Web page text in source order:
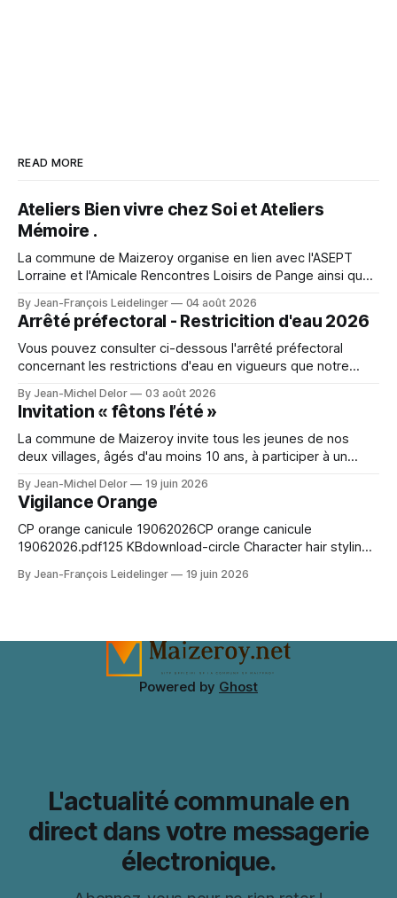
READ MORE
Ateliers Bien vivre chez Soi et Ateliers
Mémoire .
La commune de Maizeroy organise en lien avec l'ASEPT
Lorraine et l'Amicale Rencontres Loisirs de Pange ainsi que
ateliers. Ceux ci se dérouleront à Maizeroy pour la partie
Bien vivre chez soi et à Pange pour l'
By Jean-François Leidelinger 04 août 2026
Arrêté préfectoral - Restricition d'eau 2026
Vous pouvez consulter ci-dessous l'arrêté préfectoral
concernant les restrictions d'eau en vigueurs que notre
with comfort during events or photo shoots. Lighting can
change how textures and colours appear in photographs.
For event preparation, Space Ereshkigal cosplay
By Jean-Michel Delor 03 août 2026
Invitation « fêtons l’été »
La commune de Maizeroy invite tous les jeunes de nos
deux villages, âgés d'au moins 10 ans, à participer à un
création. Venez nombreux !
By Jean-Michel Delor 19 juin 2026
Vigilance Orange
CP orange canicule 19062026CP orange canicule
19062026.pdf125 KBdownload-circle Character hair styling
A wig cap can improve stability and keep natural hair
By Jean-François Leidelinger 19 juin 2026
Powered by Ghost
L'actualité communale en
direct dans votre messagerie
électronique.